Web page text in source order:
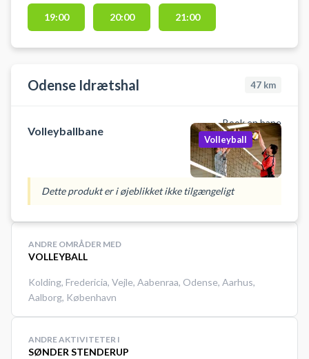
19:00 20:00 21:00
Odense Idrætshal 47 km
Book en bane
Volleyballbane
Volleyball
Dette produkt er i øjeblikket ikke tilgængeligt
ANDRE OMRÅDER MED
VOLLEYBALL
Kolding, Fredericia, Vejle, Aabenraa, Odense, Aarhus,
Aalborg, København
ANDRE AKTIVITETER I
SØNDER STENDERUP